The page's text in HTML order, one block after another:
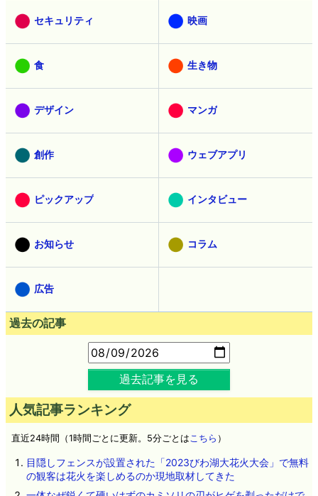
セキュリティ 映画
食 生き物
デザイン マンガ
創作 ウェブアプリ
ピックアップ インタビュー
お知らせ コラム
広告
過去の記事
過去記事を見る
人気記事ランキング
直近24時間（1時間ごとに更新。5分ごとは こちら ）
目隠しフェンスが設置された「2023びわ湖大花火大会」で無料
の観客は花火を楽しめるのか現地取材してきた